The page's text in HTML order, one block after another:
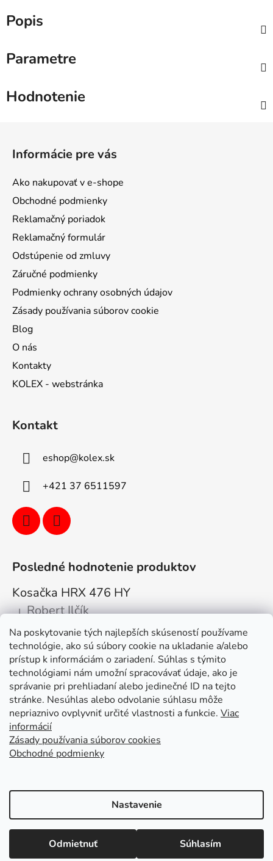
Na poskytovanie tých najlepších skúseností používame
technológie, ako sú súbory cookie na ukladanie a/alebo
prístup k informáciám o zariadení. Súhlas s týmito
technológiami nám umožní spracovávať údaje, ako je
správanie pri prehliadaní alebo jedinečné ID na tejto
stránke. Nesúhlas alebo odvolanie súhlasu môže
nepriaznivo ovplyvniť určité vlastnosti a funkcie. Viac
informácií
Zásady používania súborov cookies
Obchodné podmienky
Nastavenie
Odmietnuť Súhlasím
Otváracie hodiny: Po - Pia od 7:00 do 15:30 tel. kontakt: +421 376
Popis
Parametre
Hodnotenie
Informácie pre vás
Ako nakupovať v e-shope
Obchodné podmienky
Reklamačný poriadok
Reklamačný formulár
Odstúpenie od zmluvy
Záručné podmienky
Podmienky ochrany osobných údajov
Zásady používania súborov cookie
Blog
O nás
Kontakty
KOLEX - webstránka
Kontakt
eshop@kolex.sk
+421 37 6511597
Posledné hodnotenie produktov
Kosačka HRX 476 HY
Hodnotenie produktu je 5 z 5 hviezdičiek.
| Robert Ilčík
Super. Odporúčam
Facebook
Kolex, s.r.o. - webstránka
Honda Linked In Youtube KOLEX
Vytvoril Shoptet
Copyright 2026KOLEX.sk - Predaj stavebných strojov